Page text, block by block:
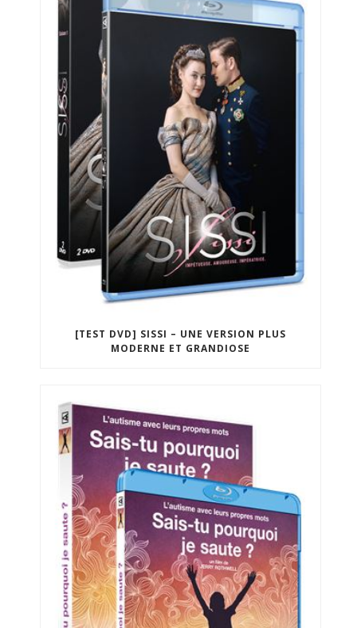
[TEST DVD] SISSI – UNE VERSION PLUS
MODERNE ET GRANDIOSE